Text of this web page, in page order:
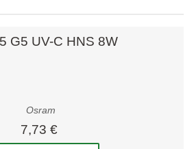
G5 UV-C HNS 8W
Osram
7,73 €